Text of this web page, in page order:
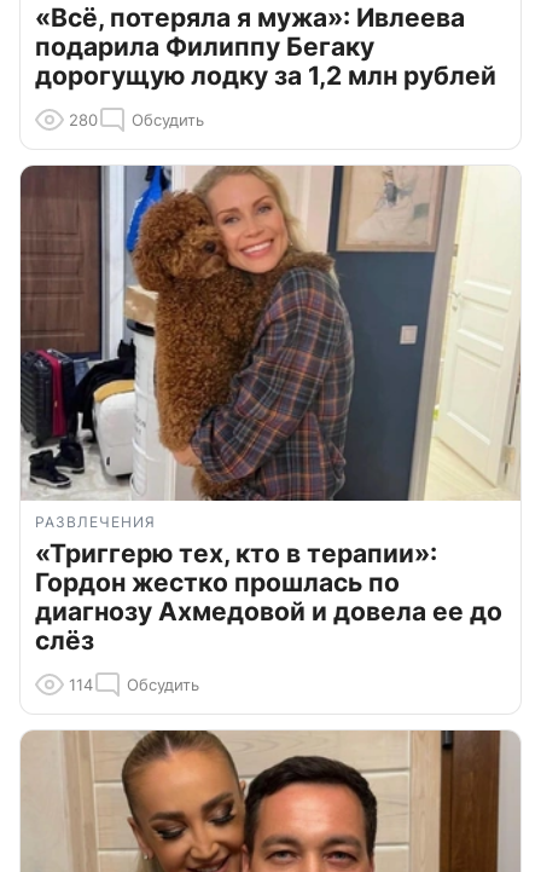
«Всё, потеряла я мужа»: Ивлеева
подарила Филиппу Бегаку
дорогущую лодку за 1,2 млн рублей
280 Обсудить
РАЗВЛЕЧЕНИЯ
«Триггерю тех, кто в терапии»:
Гордон жестко прошлась по
диагнозу Ахмедовой и довела ее до
слёз
114 Обсудить